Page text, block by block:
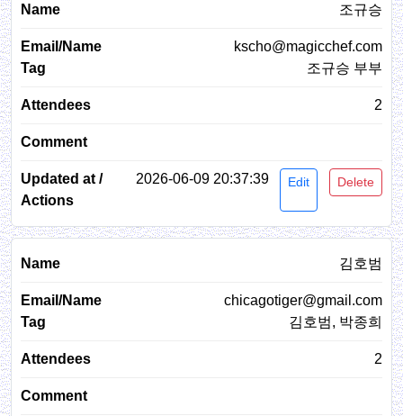
조규승
kscho@magicchef.com
조규승 부부
2
2026-06-09 20:37:39 Edit Delete
김호범
chicagotiger@gmail.com
김호범, 박종희
2